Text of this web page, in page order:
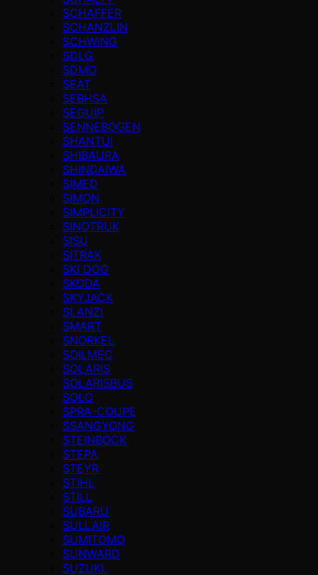
SCHAFFER
SCHANZLIN
SCHWING
SDLG
SDMO
SEAT
SEBHSA
SEGUIP
SENNEBOGEN
SHANTUI
SHIBAURA
SHINDAIWA
SIMED
SIMON
SIMPLICITY
SINOTRUK
SISU
SITRAK
SKI DOO
SKODA
SKYJACK
SLANZI
SMART
SNORKEL
SOILMEC
SOLARIS
SOLARISBUS
SOLO
SPRA-COUPE
SSANGYONG
STEINBOCK
STEPA
STEYR
STIHL
STILL
SUBARU
SULLAIR
SUMITOMO
SUNWARD
SUZUKI